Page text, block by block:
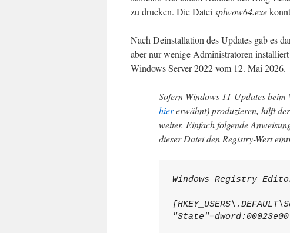
zu drucken. Die Datei splwow64.exe
Nach Deinstallation des Updates gab es
aber nur wenige Administratoren
Windows Server 2022 vom 12. Mai 2026.
Sofern Windows 11-Updates
hiererwähnt) produzieren, hilft
weiter. Einfach folgende
dieser Datei den Registry-Wert
Windows Registry
"State"=dword:00023e00